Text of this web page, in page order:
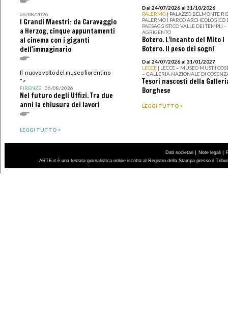
06/08/2026
I Grandi Maestri: da Caravaggio
a Herzog, cinque appuntamenti
al cinema con i giganti
dell'immaginario
Il nuovo volto del museo fiorentino
">
FIRENZE| 06/08/2026
Nel futuro degli Uffizi. Tra due
anni la chiusura dei lavori
LEGGI TUTTO >
Dal 24/07/2026 al 31/10/2026
PALERMO | PALAZZO BELMONTE
PALERMO I PARCO ARCHEOLOGICO
PAESAGGISTICO VALLE DEI TEMPLI -
AGRIGENTO
Botero. L’incanto del Mito I
Botero. Il peso dei sogni
Dal 24/07/2026 al 31/01/2027
LECCE | LECCE – MUSEO MUST I
– GALLERIA NAZIONALE DI
Tesori nascosti della
Borghese
LEGGI TUTTO >
Dati societari | Note legali |
ARTE.it è una testata giornalistica online iscritta al Registro della Stampa presso il